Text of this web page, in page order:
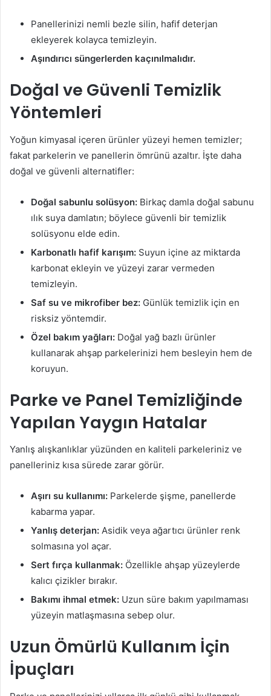
Panellerinizi nemli bezle silin, hafif deterjan
ekleyerek kolayca temizleyin.
Aşındırıcı süngerlerden kaçınılmalıdır.
Doğal ve Güvenli Temizlik
Yöntemleri
Yoğun kimyasal içeren ürünler yüzeyi hemen temizler;
fakat parkelerin ve panellerin ömrünü azaltır. İşte daha
doğal ve güvenli alternatifler:
Doğal sabunlu solüsyon: Birkaç damla doğal sabunu
ılık suya damlatın; böylece güvenli bir temizlik
solüsyonu elde edin.
Karbonatlı hafif karışım: Suyun içine az miktarda
karbonat ekleyin ve yüzeyi zarar vermeden
temizleyin.
Saf su ve mikrofiber bez: Günlük temizlik için en
risksiz yöntemdir.
Özel bakım yağları: Doğal yağ bazlı ürünler
kullanarak ahşap parkelerinizi hem besleyin hem de
koruyun.
Parke ve Panel Temizliğinde
Yapılan Yaygın Hatalar
Yanlış alışkanlıklar yüzünden en kaliteli parkeleriniz ve
panelleriniz kısa sürede zarar görür.
Aşırı su kullanımı: Parkelerde şişme, panellerde
kabarma yapar.
Yanlış deterjan: Asidik veya ağartıcı ürünler renk
solmasına yol açar.
Sert fırça kullanmak: Özellikle ahşap yüzeylerde
kalıcı çizikler bırakır.
Bakımı ihmal etmek: Uzun süre bakım yapılmaması
yüzeyin matlaşmasına sebep olur.
Uzun Ömürlü Kullanım İçin
İpuçları